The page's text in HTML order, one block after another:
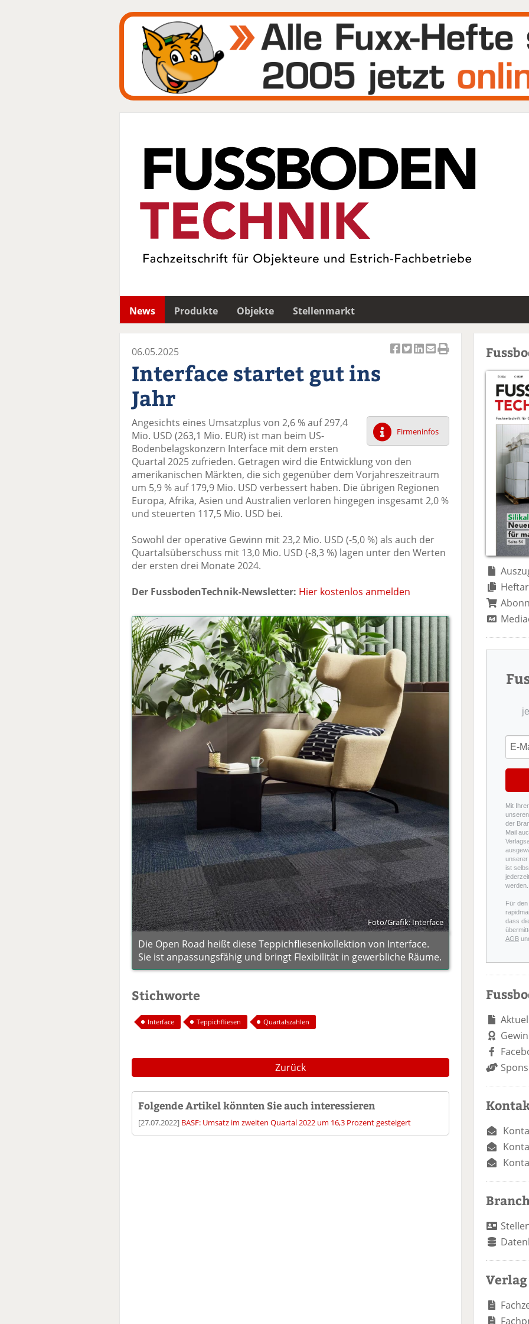
News Produkte Objekte
Stellenmarkt
a
uf
F
e
b
o
o
il
e
t
wi
tt
n
a
uf
Li
e
di
n
e
n
p
er
E
l
v
er
d
e
D
ru
ck
06.05.2025
Interface startet gut ins
Jahr
Firmeninfos
Angesichts eines Umsatzplus von 2,6 % auf 297,4
Mio. USD (263,1 Mio. EUR) ist man beim US-
Bodenbelagskonzern Interface mit dem ersten
Quartal 2025 zufrieden. Getragen wird die Entwicklung von den
amerikanischen Märkten, die sich gegenüber dem Vorjahreszeitraum
um 5,9 % auf 179,9 Mio. USD verbessert haben. Die übrigen Regionen
Europa, Afrika, Asien und Australien verloren hingegen insgesamt 2,0 %
und steuerten 117,5 Mio. USD bei.
Sowohl der operative Gewinn mit 23,2 Mio. USD (-5,0 %) als auch der
Quartalsüberschuss mit 13,0 Mio. USD (-8,3 %) lagen unter den Werten
der ersten drei Monate 2024.
Der FussbodenTechnik-Newsletter: Hier kostenlos anmelden
Foto/Grafik: Interface
Die Open Road heißt diese Teppichfliesenkollektion von Interface.
Sie ist anpassungsfähig und bringt Flexibilität in gewerbliche Räume.
Stichworte
Interface Teppichfliesen Quartalszahlen
Zurück
Folgende Artikel könnten Sie auch interessieren
[27.07.2022] BASF: Umsatz im zweiten Quartal 2022 um 16,3 Prozent gesteigert
Mit
der
Mail
unserer
ist
werden.
Für
dass
AGB
Verlag